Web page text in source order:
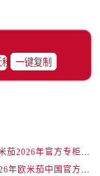
新疆维吾尔自治区阿拉尔市胜利大道售后服务中心（需提前预约）
一键复制
重磅通知！欧米茄2026年官方专柜客户服务升级｜7月起金华专柜信息及联络热线全新公示
最新公示｜2026年欧米茄中国官方专柜客户电话及专柜名录7月更新